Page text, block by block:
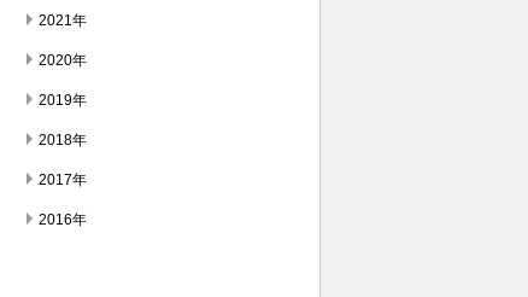
2021年
2020年
2019年
2018年
2017年
2016年